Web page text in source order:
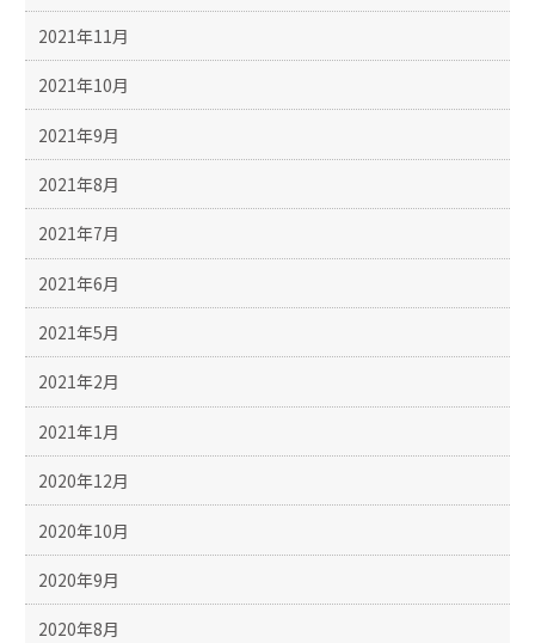
2021年11月
2021年10月
2021年9月
2021年8月
2021年7月
2021年6月
2021年5月
2021年2月
2021年1月
2020年12月
2020年10月
2020年9月
2020年8月